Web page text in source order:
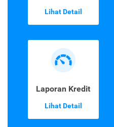
Lihat Detail
Laporan Kredit
Lihat Detail